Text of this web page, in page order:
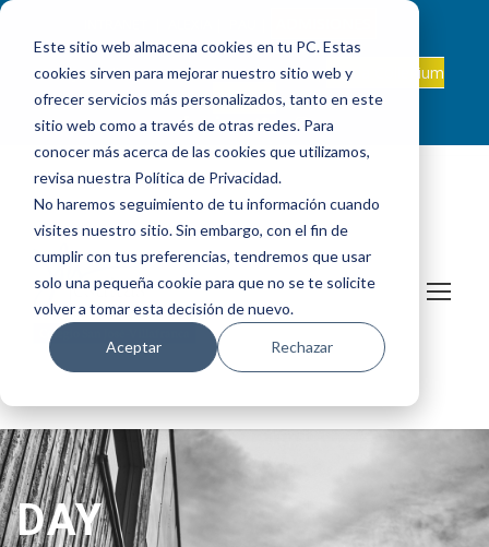
Este sitio web almacena cookies en tu PC. Estas
cookies sirven para mejorar nuestro sitio web y
ofrecer servicios más personalizados, tanto en este
sitio web como a través de otras redes. Para
conocer más acerca de las cookies que utilizamos,
revisa nuestra Política de Privacidad.
No haremos seguimiento de tu información cuando
visites nuestro sitio. Sin embargo, con el fin de
cumplir con tus preferencias, tendremos que usar
solo una pequeña cookie para que no se te solicite
volver a tomar esta decisión de nuevo.
Aceptar Rechazar
ES +34 924 524 001
sanjosevillafranca@fundacionloyola.es | Onda Collegium
Podcast
DAY